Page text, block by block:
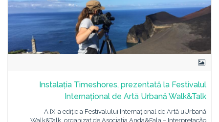
Instalația Timeshores, prezentată la Festivalul
Internațional de Artă Urbană Walk&Talk
A IX-a ediție a Festivalului Internațional de Artă uUrbană
Walk&Talk, organizat de Asociația Anda&Fala – Interpretação